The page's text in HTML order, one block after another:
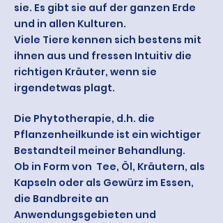
sie. Es gibt sie auf der ganzen Erde
und in allen Kulturen.
Viele Tiere kennen sich bestens mit
ihnen aus und fressen Intuitiv die
richtigen Kräuter, wenn sie
irgendetwas plagt.
Die Phytotherapie, d.h. die
Pflanzenheilkunde ist ein wichtiger
Bestandteil meiner Behandlung.
Ob in Form von Tee, Öl, Kräutern, als
Kapseln oder als Gewürz im Essen,
die Bandbreite an
Anwendungsgebieten und